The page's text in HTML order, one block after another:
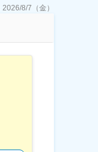
2026/8/7（金）